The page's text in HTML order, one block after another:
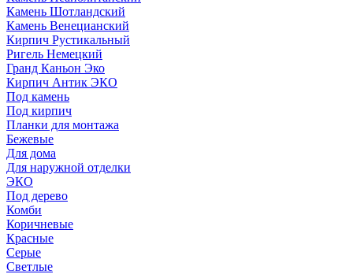
Камень Шотландский
Камень Венецианский
Кирпич Рустикальный
Ригель Немецкий
Гранд Каньон Эко
Кирпич Антик ЭКО
Под камень
Под кирпич
Планки для монтажа
Бежевые
Для дома
Для наружной отделки
ЭКO
Под дерево
Комби
Коричневые
Красные
Серые
Светлые